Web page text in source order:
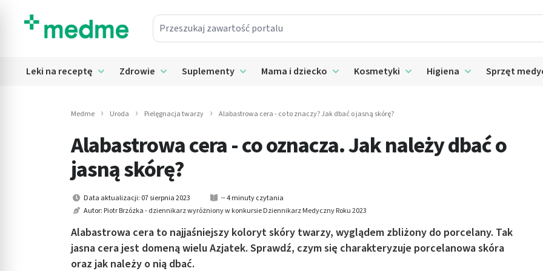
Przeszukaj zawartość portalu
submenu: Suplementy
submenu: Mama i dziecko
submenu: Kosmetyki
submenu: Higiena
submenu: Sprzęt medyczny
submenu: Intymne
Leki na receptę Rozwiń submenu: Leki na receptę
Zdrowie Rozwiń submenu: Zdrowie
Suplementy Rozwiń submenu: Suplementy
Mama i dziecko Rozwiń submenu: Mama i dziecko
Kosmetyki Rozwiń submenu: Kosmetyki
Higiena Rozwiń submenu:
Sprzęt
Medme Uroda Pielęgnacja twarzy Alabastrowa cera - co to znaczy? Jak dbać o jasną skórę?
Alabastrowa cera - co oznacza. Jak należy dbać o
jasną skórę?
Data aktualizacji: 07 sierpnia 2023
~ 4 minuty czytania
Autor: Piotr Brzózka - dziennikarz wyróżniony w konkursie Dziennikarz Medyczny Roku 2023
Alabastrowa cera to najjaśniejszy koloryt skóry twarzy, wyglądem zbliżony do porcelany. Tak
jasna cera jest domeną wielu Azjatek. Sprawdź, czym się charakteryzuje porcelanowa skóra
oraz jak należy o nią dbać.